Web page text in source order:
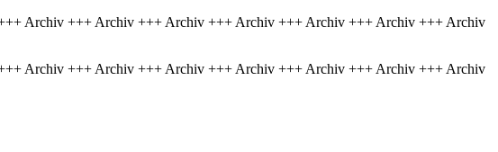
Archiv +++ Archiv +++ Archiv +++ Archiv +++ Archiv +++ Archiv +++ Archiv
Archiv +++ Archiv +++ Archiv +++ Archiv +++ Archiv +++ Archiv +++ Archiv